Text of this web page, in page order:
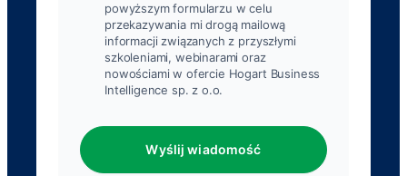
powyższym formularzu w celu
przekazywania mi drogą mailową
informacji związanych z przyszłymi
szkoleniami, webinarami oraz
nowościami w ofercie Hogart Business
Intelligence sp. z o.o.
Wyślij wiadomość